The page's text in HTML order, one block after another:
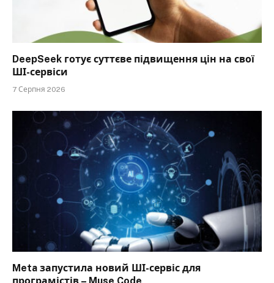
DeepSeek готує суттєве підвищення цін на свої
ШІ-сервіси
7 Серпня 2026
Meta запустила новий ШІ-сервіс для
програмістів – Muse Code